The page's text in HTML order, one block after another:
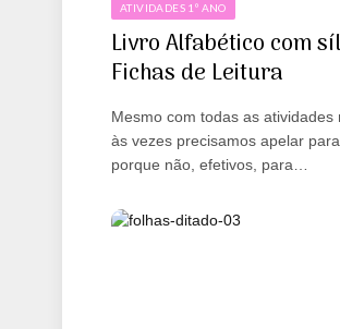
ATIVIDADES 1º ANO
Livro Alfabético com
Fichas de Leitura
Mesmo com todas as atividades
às vezes precisamos apelar
porque não, efetivos, para…